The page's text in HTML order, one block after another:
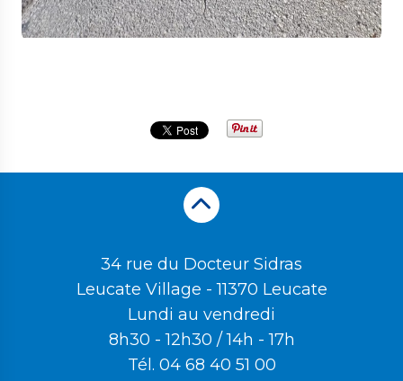
34 rue du Docteur Sidras
Leucate Village - 11370 Leucate
Lundi au vendredi
8h30 - 12h30 / 14h - 17h
Tél. 04 68 40 51 00